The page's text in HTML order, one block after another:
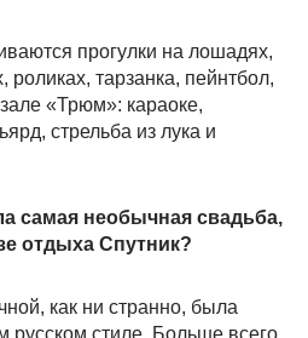
прогулки на лошадях,
роликах, тарзанка, пейнтбол,
«Трюм»: караоке,
стрельба из лука и
самая необычная свадьба,
отдыха Спутник?
как ни странно, была
русском стиле. Больше всего